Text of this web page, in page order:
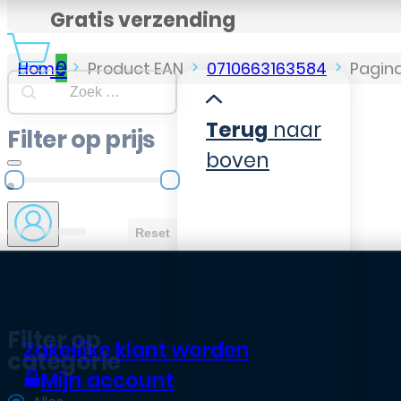
0
Zakelijke klant worden
Mijn account
Gratis verzending
Home Product EAN 0710663163584
Searchbar
Search content
Filter op prijs
Filter op prijs
Reset
Filter op
categorie
Terug naar
boven